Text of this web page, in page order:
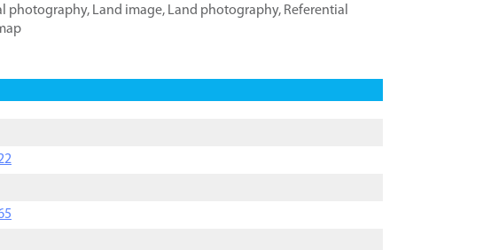
photography, Land image, Land photography, Referential